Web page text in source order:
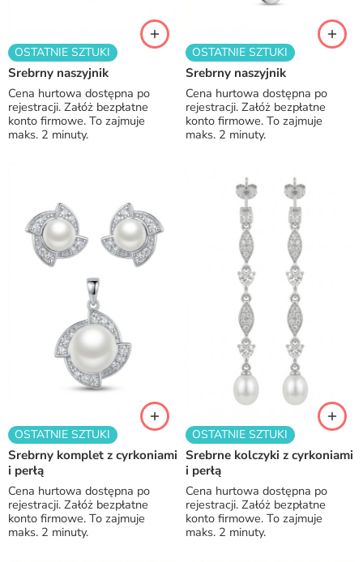
OSTATNIE SZTUKI
Srebrny naszyjnik
Cena hurtowa dostępna po
rejestracji. Załóż bezpłatne
konto firmowe. To zajmuje
maks. 2 minuty.
OSTATNIE SZTUKI
Srebrny naszyjnik
Cena hurtowa dostępna po
rejestracji. Załóż bezpłatne
konto firmowe. To zajmuje
maks. 2 minuty.
OSTATNIE SZTUKI
Srebrny komplet z cyrkoniami
i perłą
Cena hurtowa dostępna po
rejestracji. Załóż bezpłatne
konto firmowe. To zajmuje
maks. 2 minuty.
OSTATNIE SZTUKI
Srebrne kolczyki z cyrkoniami
i perłą
Cena hurtowa dostępna po
rejestracji. Załóż bezpłatne
konto firmowe. To zajmuje
maks. 2 minuty.